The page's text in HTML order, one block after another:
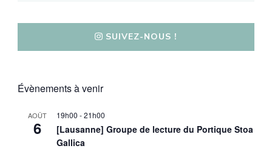
SUIVEZ-NOUS !
Évènements à venir
AOÛT
6
19h00 -21h00
[Lausanne] Groupe de lecture du Portique Stoa
Gallica